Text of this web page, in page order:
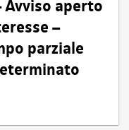
Avviso aperto
–
parziale